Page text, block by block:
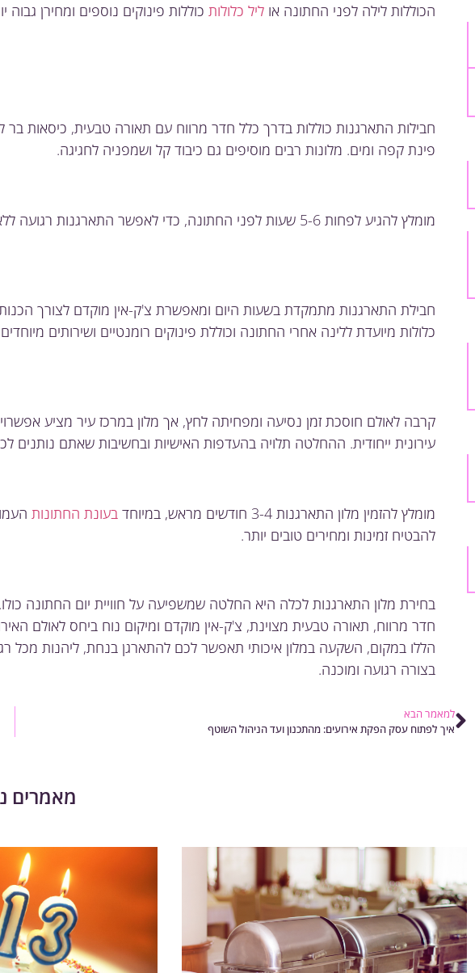
הכוללות לילה לפני החתונה או ליל כלולות כוללות פינוקים נוספים ומחירן גבוה
חבילות התארגנות כוללות בדרך כלל חדר מרווח עם תאורה טבעית, כיסאות בר
פינת קפה ומים. מלונות רבים מוסיפים גם כיבוד קל ושמפניה לחגיגה.
מומלץ להגיע לפחות 5-6 שעות לפני החתונה, כדי לאפשר התארגנות רגועה ללא לחץ זמן.
חבילת התארגנות מתמקדת בשעות היום ומאפשרת צ'ק-אין מוקדם לצורך
כלולות מיועדת ללינה אחרי החתונה וכוללת פינוקים רומנטיים ושירותים מיוחדים
קרבה לאולם חוסכת זמן נסיעה ומפחיתה לחץ, אך מלון במרכז עיר מציע
עירונית ייחודית. ההחלטה תלויה בהעדפות האישיות ובחשיבות שאתם נותנים
מומלץ להזמין מלון התארגנות 3-4 חודשים מראש, במיוחד בעונת החתונות
להבטיח זמינות ומחירים טובים יותר.
בחירת מלון התארגנות לכלה היא החלטה שמשפיעה על חוויית יום החתונה
חדר מרווח, תאורה טבעית מצוינת, צ'ק-אין מוקדם ומיקום נוח ביחס לאולם
הללו במקום, השקעה במלון איכותי תאפשר לכם להתארגן בנחת, ליהנות מכל
בצורה רגועה ומוכנה.
למאמר הבא
איך לפתוח עסק הפקת אירועים: מהתכנון ועד הניהול השוטף
מאמרים